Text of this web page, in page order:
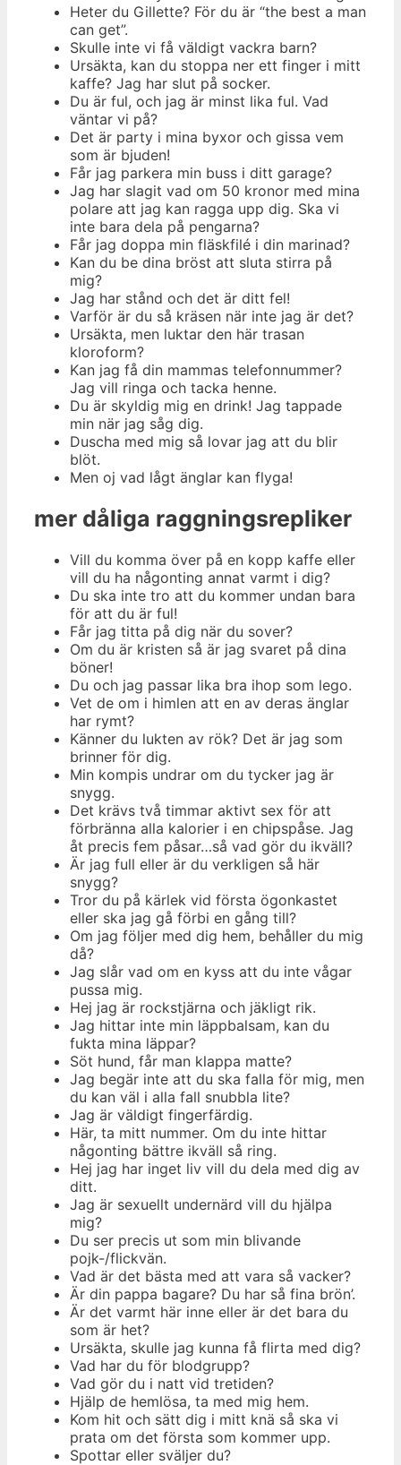
Heter du Gillette? För du är “the best a man
can get”.
Skulle inte vi få väldigt vackra barn?
Ursäkta, kan du stoppa ner ett finger i mitt
kaffe? Jag har slut på socker.
Du är ful, och jag är minst lika ful. Vad
väntar vi på?
Det är party i mina byxor och gissa vem
som är bjuden!
Får jag parkera min buss i ditt garage?
Jag har slagit vad om 50 kronor med mina
polare att jag kan ragga upp dig. Ska vi
inte bara dela på pengarna?
Får jag doppa min fläskfilé i din marinad?
Kan du be dina bröst att sluta stirra på
mig?
Jag har stånd och det är ditt fel!
Varför är du så kräsen när inte jag är det?
Ursäkta, men luktar den här trasan
kloroform?
Kan jag få din mammas telefonnummer?
Jag vill ringa och tacka henne.
Du är skyldig mig en drink! Jag tappade
min när jag såg dig.
Duscha med mig så lovar jag att du blir
blöt.
Men oj vad lågt änglar kan flyga!
mer dåliga raggningsrepliker
Vill du komma över på en kopp kaffe eller
vill du ha någonting annat varmt i dig?
Du ska inte tro att du kommer undan bara
för att du är ful!
Får jag titta på dig när du sover?
Om du är kristen så är jag svaret på dina
böner!
Du och jag passar lika bra ihop som lego.
Vet de om i himlen att en av deras änglar
har rymt?
Känner du lukten av rök? Det är jag som
brinner för dig.
Min kompis undrar om du tycker jag är
snygg.
Det krävs två timmar aktivt sex för att
förbränna alla kalorier i en chipspåse. Jag
åt precis fem påsar…så vad gör du ikväll?
Är jag full eller är du verkligen så här
snygg?
Tror du på kärlek vid första ögonkastet
eller ska jag gå förbi en gång till?
Om jag följer med dig hem, behåller du mig
då?
Jag slår vad om en kyss att du inte vågar
pussa mig.
Hej jag är rockstjärna och jäkligt rik.
Jag hittar inte min läppbalsam, kan du
fukta mina läppar?
Söt hund, får man klappa matte?
Jag begär inte att du ska falla för mig, men
du kan väl i alla fall snubbla lite?
Jag är väldigt fingerfärdig.
Här, ta mitt nummer. Om du inte hittar
någonting bättre ikväll så ring.
Hej jag har inget liv vill du dela med dig av
ditt.
Jag är sexuellt undernärd vill du hjälpa
mig?
Du ser precis ut som min blivande
pojk-/flickvän.
Vad är det bästa med att vara så vacker?
Är din pappa bagare? Du har så fina brön’.
Är det varmt här inne eller är det bara du
som är het?
Ursäkta, skulle jag kunna få flirta med dig?
Vad har du för blodgrupp?
Vad gör du i natt vid tretiden?
Hjälp de hemlösa, ta med mig hem.
Kom hit och sätt dig i mitt knä så ska vi
prata om det första som kommer upp.
Spottar eller sväljer du?